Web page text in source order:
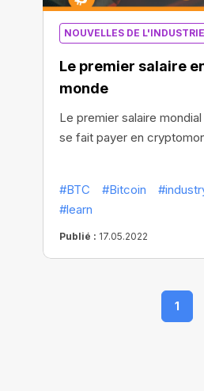
NOUVELLES DE L'INDUSTRIE
Le premier salaire
monde
Le premier salaire
se fait payer en
#BTC #Bitcoin
#learn
Publié : 17.05.2022
1